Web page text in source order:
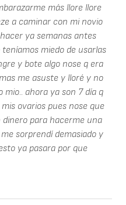
más llore llore
a caminar con mi novio
ya semanas antes
miedo de usarlas
y bote algo nose q era
me asuste y lloré y no
mio.. ahora ya son 7 día q
ovarios pues nose que
para hacerme una
sorprendí demasiado y
ya pasara por que